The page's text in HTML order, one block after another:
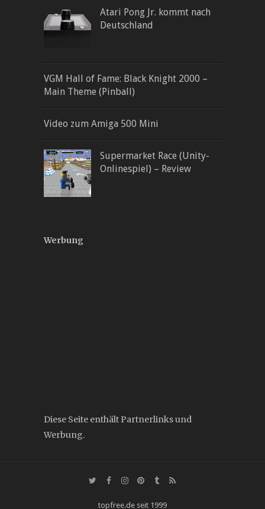
Atari Pong Jr. kommt nach
Deutschland
VGM Hall of Fame: Black Knight 2000 –
Main Theme (Pinball)
Video zum Amiga 500 Mini
Supermarket Race (Unity-
Onlinespiel) – Review
Werbung
Diese Seite enthält Partnerlinks und
Werbung.
topfree.de seit 1999